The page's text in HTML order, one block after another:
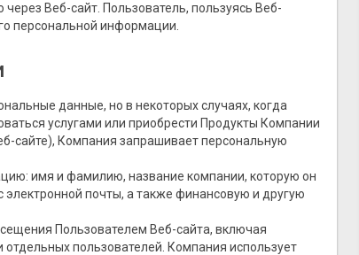
Веб-сайт. Пользователь, пользуясь Веб-
персональной информации.
данные, но в некоторых случаях, когда
услугами или приобрести Продукты Компании
сайте), Компания запрашивает персональную
имя и фамилию, название компании, которую он
почты, а также финансовую и другую
Пользователем Веб-сайта, включая
пользователей. Компания использует